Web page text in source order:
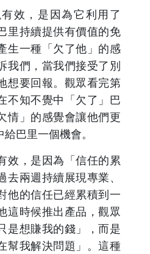
效，是因為它利用了
里持續提供有價值的免
生一種「欠了他」的感
我們，當我們接受了別
想要回報。觀眾看完第
不知不覺中「欠了」巴
情」的感覺會讓他們更
巴里一個機會。
效，是因為「信任的累
兩週持續展現專業、
他的信任已經累積到一
這時候推出產品，觀眾
是想賺我的錢」，而是
幫我解決問題」。這種